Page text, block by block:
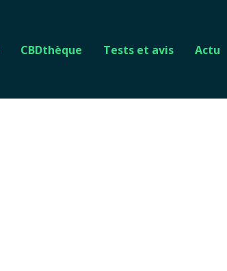
CBDthèque Tests et avis Actu